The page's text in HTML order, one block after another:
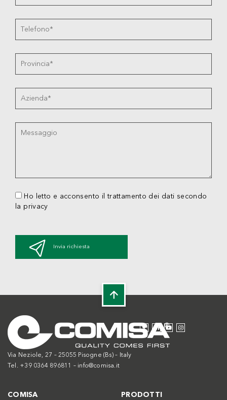
Ho letto e acconsento il trattamento dei dati secondo
la privacy
Invia richiesta
Via Neziole, 27 – 25055 Pisogne (Bs) – Italy
Tel. +39 0364 896811 – info@comisa.it
COMISA PRODOTTI